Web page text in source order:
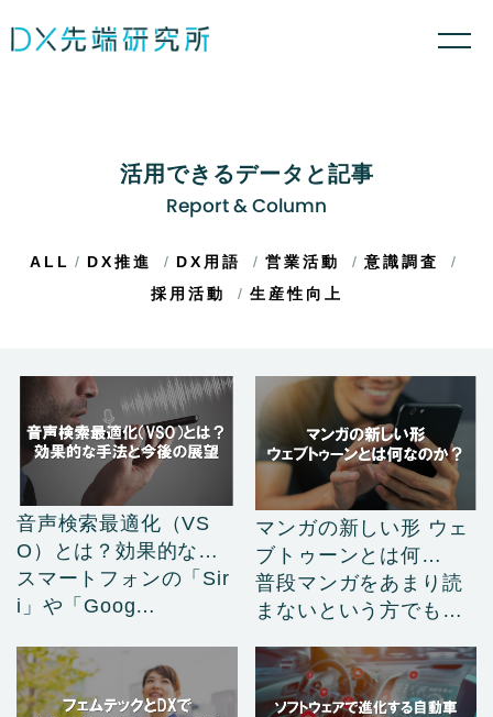
活用できるデータと記事
Report & Column
ALL DX推進 DX用語 営業活動
意識調査
採用活動
生産性向上
音声検索最適化（VS
O）とは？効果的な
手……
スマートフォンの「Sir
i」や「Goog…
マンガの新しい形 ウェ
ブトゥーンとは何
な……
普段マンガをあまり読
まないという方でも、